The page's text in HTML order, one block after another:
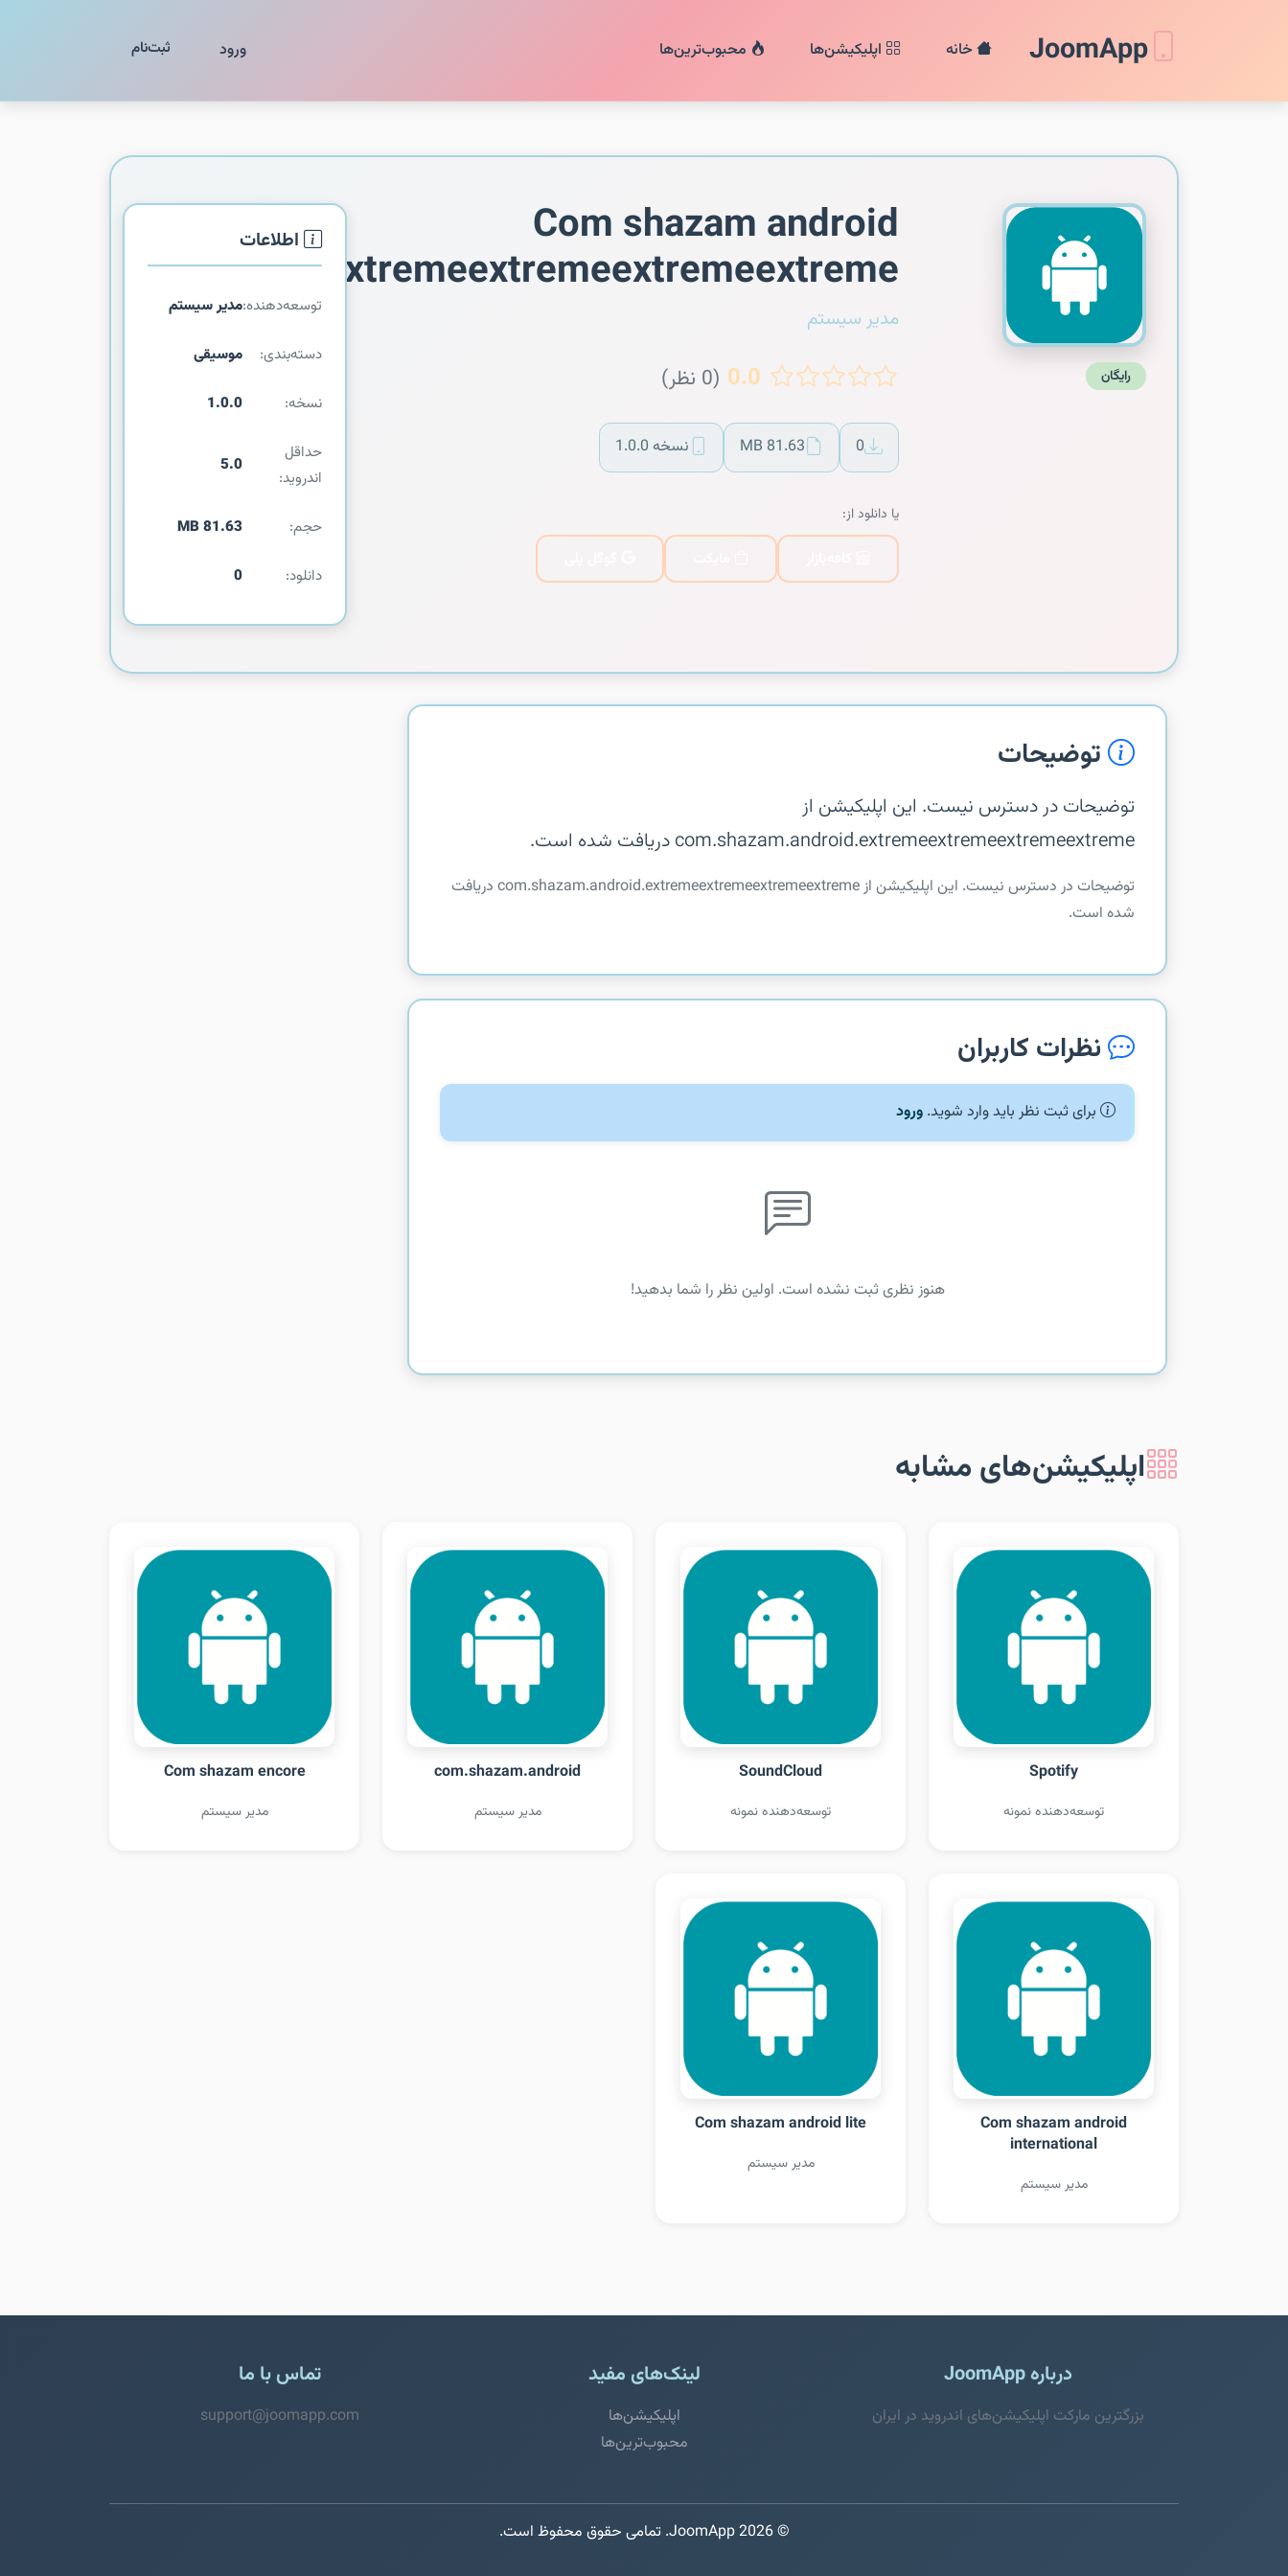
JoomApp خانه اپلیکیشن‌ها محبوب‌ترین‌ها ورود ثبت‌نام
رایگان
Com shazam android
extremeextremeextremeextreme
مدیر سیستم
0.0 (0 نظر)
0
81.63 MB نسخه 1.0.0
یا دانلود از:
اطلاعات
توسعه‌دهنده:مدیر سیستم
دسته‌بندی: موسیقی
نسخه: 1.0.0
حداقل
اندروید:
5.0
حجم: 81.63 MB
دانلود: 0
توضیحات
توضیحات در دسترس نیست. این اپلیکیشن از
com.shazam.android.extremeextremeextremeextreme دریافت شده است.
توضیحات در دسترس نیست. این اپلیکیشن از com.shazam.android.extremeextremeextremeextreme دریافت
شده است.
نظرات کاربران
برای ثبت نظر باید وارد شوید. ورود
هنوز نظری ثبت نشده است. اولین نظر را شما بدهید!
اپلیکیشن‌های مشابه
Spotify
توسعه‌دهنده نمونه
SoundCloud
توسعه‌دهنده نمونه
com.shazam.android
مدیر سیستم
Com shazam encore
مدیر سیستم
Com shazam android
international
مدیر سیستم
Com shazam android lite
مدیر سیستم
درباره JoomApp
بزرگترین مارکت اپلیکیشن‌های اندروید در ایران
لینک‌های مفید
اپلیکیشن‌ها
محبوب‌ترین‌ها
تماس با ما
support@joomapp.com
© 2026 JoomApp. تمامی حقوق محفوظ است.